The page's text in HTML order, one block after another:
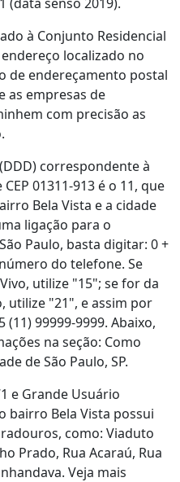
à Conjunto Residencial
localizado no
de endereçamento postal
as empresas de
com precisão as
correspondente à
01311-913 é o 11, que
Bela Vista e a cidade
ligação para o
Paulo, basta digitar: 0 +
do telefone. Se
utilize "15"; se for da
utilize "21", e assim por
99999-9999. Abaixo,
na seção: Como
de São Paulo, SP.
e Grande Usuário
bairro Bela Vista possui
como: Viaduto
Prado, Rua Acaraú, Rua
Veja mais